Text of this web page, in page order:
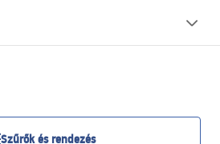
Szűrők és rendezés